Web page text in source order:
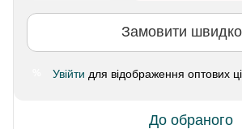
Замовити швидко
Увійти для відображення оптових
До обраного